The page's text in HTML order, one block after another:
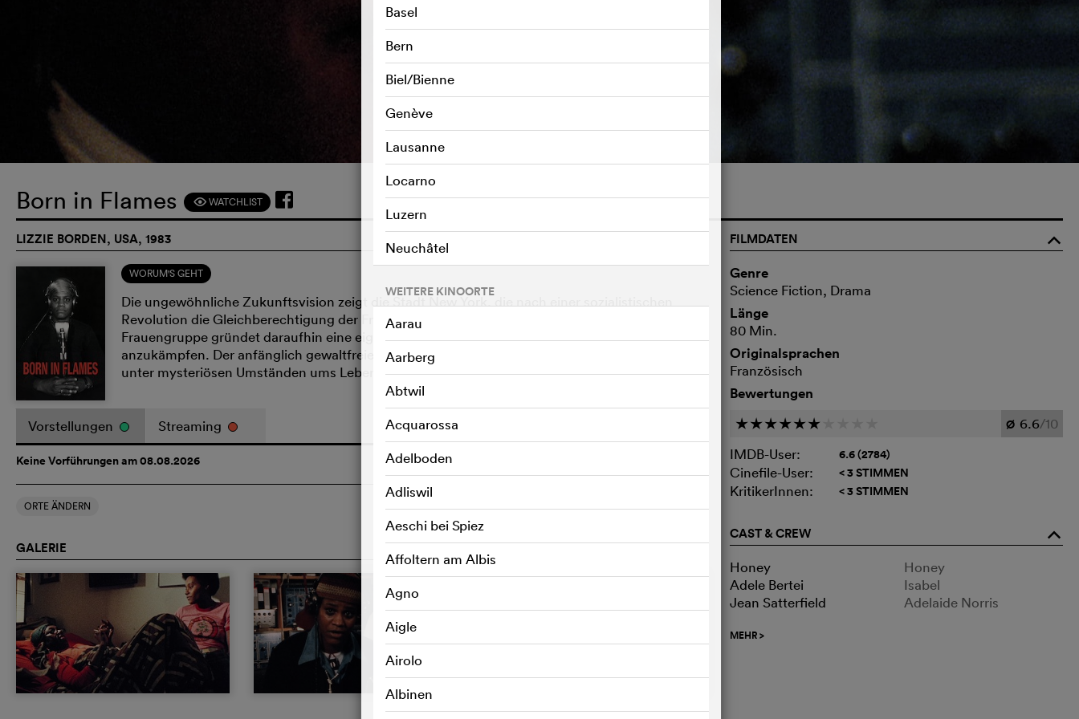
eTRAILER ABSPIELEN
Born in Flames F WATCHLIST
LIZZIE BORDEN, USA, 1983
WORUM'S GEHT
Die ungewöhnliche Zukunftsvision zeigt die Stadt New York, die nach einer sozialistischen
Revolution die Gleichberechtigung der Frau nur vordergründig anstrebt. Eine radikale
Frauengruppe gründet daraufhin eine eigene Armee, um gegen Sexismus und Rassismus
anzukämpfen. Der anfänglich gewaltfreie Kampf wird militant, als eine der Wortführerinnen
unter mysteriösen Umständen ums Leben kommt.
Vorstellungen Streaming
Keine Vorführungen am 08.08.2026
ORTE ÄNDERN
Basel
Bern
Biel/Bienne
Genève
Lausanne
Locarno
Luzern
Neuchâtel
WEITERE KINOORTE
Aarau
Aarberg
Abtwil
Acquarossa
Adelboden
Adliswil
Aeschi bei Spiez
Affoltern am Albis
Agno
Aigle
Airolo
Albinen
GALERIE o
FILMDATEN
o
Genre
Science Fiction, Drama
Länge
80 Min.
Originalsprachen
Französisch
Bewertungen
c c c c c c Ø 6.6/10
IMDB-User:
6.6 (2784)
Cinefile-User: < 3 STIMMEN
KritikerInnen: < 3 STIMMEN
CAST & CREW o
Honey
Honey
Adele Bertei
Isabel
Jean Satterfield
Adelaide Norris
MEHR>